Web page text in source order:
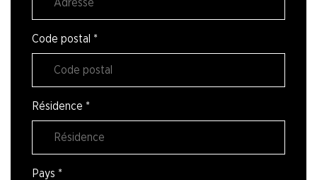
Code postal *
Résidence *
Pays *